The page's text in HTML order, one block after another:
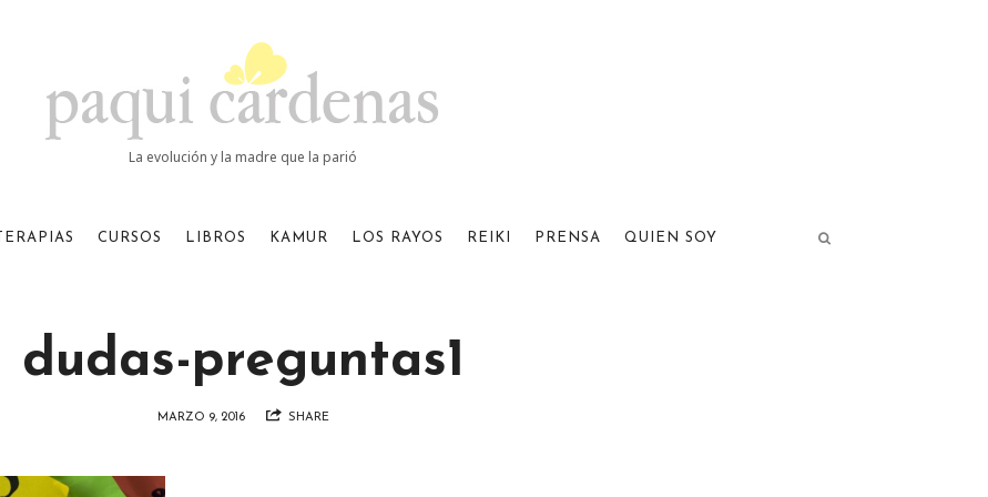
Paqui
Cardenas
La evolución y la madre que la parió
TERAPIAS CURSOS LIBROS KAMUR LOS RAYOS REIKI PRENSA QUIEN SOY
dudas-preguntas1
MARZO 9, 2016 SHARE